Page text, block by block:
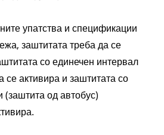
упатства и спецификации
заштитата треба да се
со единечен интервал
се активира и заштитата со
(заштита од автобус)